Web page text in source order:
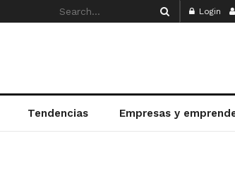
Login
Tendencias Empresas y